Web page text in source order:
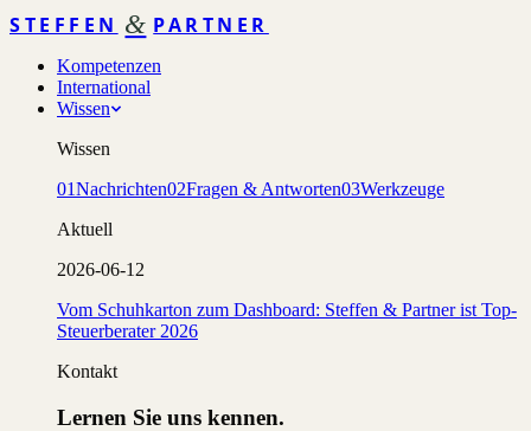
STEFFEN & PARTNER
Kompetenzen
International
Wissen
Wissen
01Nachrichten02Fragen & Antworten03Werkzeuge
Aktuell
2026-06-12
Vom Schuhkarton zum Dashboard: Steffen & Partner ist Top-
Steuerberater 2026
Kontakt
Lernen Sie uns kennen.